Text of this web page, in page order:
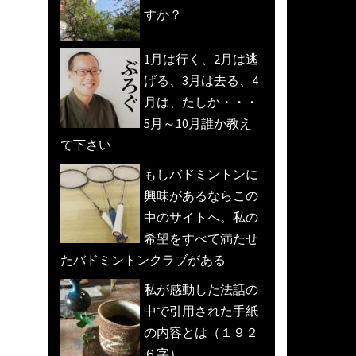
すか？
1月は行く、2月は逃
げる、3月は去る、4
月は、たしか・・・
5月～10月誰か教え
て下さい
もしバドミントンに
興味があるならこの
中のサイトへ。私の
希望をすべて満たせ
たバドミントンクラブがある
私が感動した法話の
中で引用された手紙
の内容とは（１９２